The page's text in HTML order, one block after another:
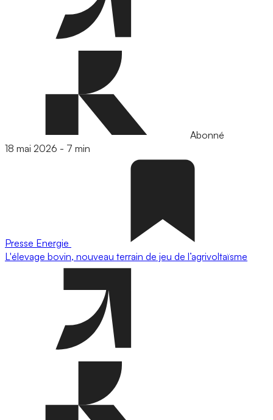
Abonné
18 mai 2026 - 7 min
Presse Energie
L'élevage bovin, nouveau terrain de jeu de l’agrivoltaïsme